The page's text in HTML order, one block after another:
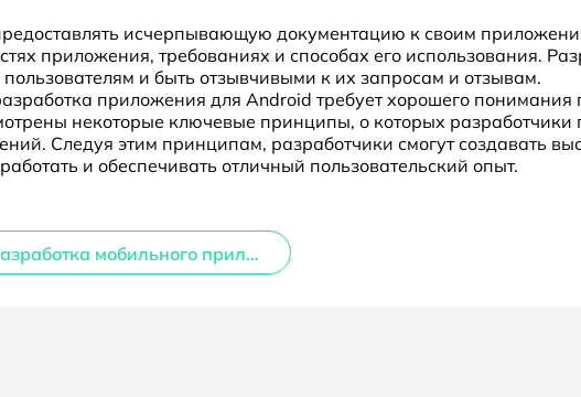
исчерпывающую документацию к своим
приложения, требованиях и способах его использования.
и быть отзывчивыми к их запросам и отзывам.
приложения для Android требует хорошего
некоторые ключевые принципы, о которых
Следуя этим принципам, разработчики смогут создавать
и обеспечивать отличный пользовательский опыт.
Разработка мобильного приложения